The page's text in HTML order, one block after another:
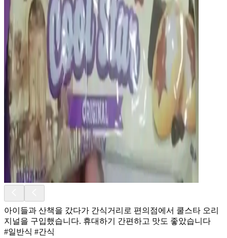
아이들과 산책을 갔다가 간식거리로 편의점에서 쿨스타 오리
지널을 구입했습니다. 휴대하기 간편하고 맛도 좋았습니다
#일반식 #간식